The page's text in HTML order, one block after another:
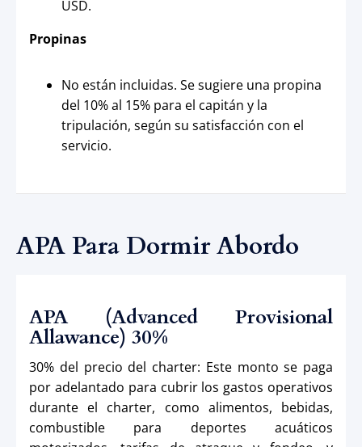
USD.
Propinas
No están incluidas. Se sugiere una propina
del 10% al 15% para el capitán y la
tripulación, según su satisfacción con el
servicio.
APA Para Dormir Abordo
APA (Advanced Provisional
Allawance) 30%
30% del precio del charter: Este monto se paga
por adelantado para cubrir los gastos operativos
durante el charter, como alimentos, bebidas,
combustible para deportes acuáticos